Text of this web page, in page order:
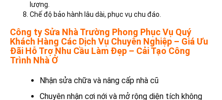
lượng.
Chế độ bảo hành lâu dài, phục vụ chu đáo.
Công ty Sửa Nhà Trường Phong Phục Vụ Quý
Khách Hàng Các Dịch Vụ Chuyên Nghiệp – Giá Ưu
Đãi Hỗ Trợ Nhu Cầu Làm Đẹp – Cải Tạo Công
Trình Nhà Ở
Nhận sửa chữa và nâng cấp nhà cũ
Chuyên nhận cơi nới và mở rộng diện tích không